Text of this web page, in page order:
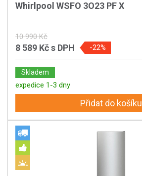
Whirlpool WSFO 3O23 PF X
10 990 Kč
8 589 Kčs DPH -22%
Skladem
expedice 1-3 dny
Přidat do košíku